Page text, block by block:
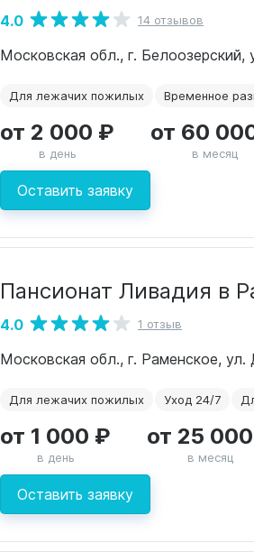
4.0 14 отзывов
Московская обл., г. Белоозерский,
Для лежачих пожилых Временное
Оставить заявку
от 2 000 ₽
в день
от 60
в месяц
Пансионат Ливадия в
4.0 1 отзыв
Московская обл., г. Раменское, ул.
Для лежачих пожилых Уход 24/7
Оставить заявку
от 1 000 ₽
в день
от 25
в месяц